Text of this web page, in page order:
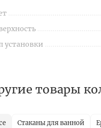
установки
товары
Стаканы для ванной